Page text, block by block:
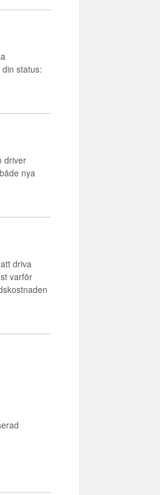
status:
driver
nya
driva
varför